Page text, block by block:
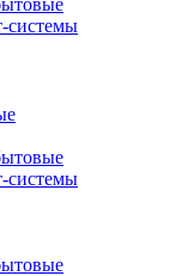
системы
системы